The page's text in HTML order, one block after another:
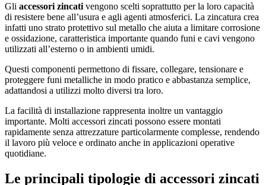
Gli accessori zincati vengono scelti soprattutto per la loro capacità
di resistere bene all’usura e agli agenti atmosferici. La zincatura crea
infatti uno strato protettivo sul metallo che aiuta a limitare corrosione
e ossidazione, caratteristica importante quando funi e cavi vengono
utilizzati all’esterno o in ambienti umidi.
Questi componenti permettono di fissare, collegare, tensionare e
proteggere funi metalliche in modo pratico e abbastanza semplice,
adattandosi a utilizzi molto diversi tra loro.
La facilità di installazione rappresenta inoltre un vantaggio
importante. Molti accessori zincati possono essere montati
rapidamente senza attrezzature particolarmente complesse, rendendo
il lavoro più veloce e ordinato anche in applicazioni operative
quotidiane.
Le principali tipologie di accessori zincati